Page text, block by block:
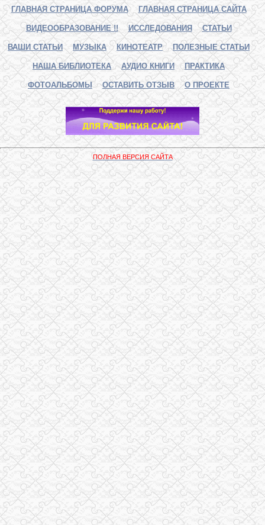
ГЛАВНАЯ СТРАНИЦА ФОРУМА ГЛАВНАЯ СТРАНИЦА САЙТА
ВИДЕООБРАЗОВАНИЕ !! ИССЛЕДОВАНИЯ СТАТЬИ
ВАШИ СТАТЬИ МУЗЫКА КИНОТЕАТР ПОЛЕЗНЫЕ СТАТЬИ
НАША БИБЛИОТЕКА АУДИО КНИГИ ПРАКТИКА
ФОТОАЛЬБОМЫ ОСТАВИТЬ ОТЗЫВ О ПРОЕКТЕ
ПОЛНАЯ ВЕРСИЯ САЙТА